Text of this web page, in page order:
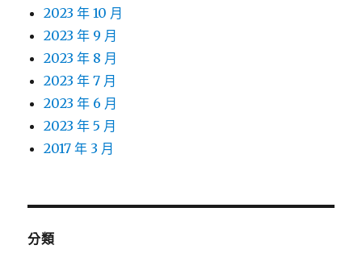
2023 年 10 月
2023 年 9 月
2023 年 8 月
2023 年 7 月
2023 年 6 月
2023 年 5 月
2017 年 3 月
分類